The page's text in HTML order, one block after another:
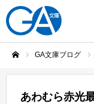
GA文庫ブログ
あわむら赤光